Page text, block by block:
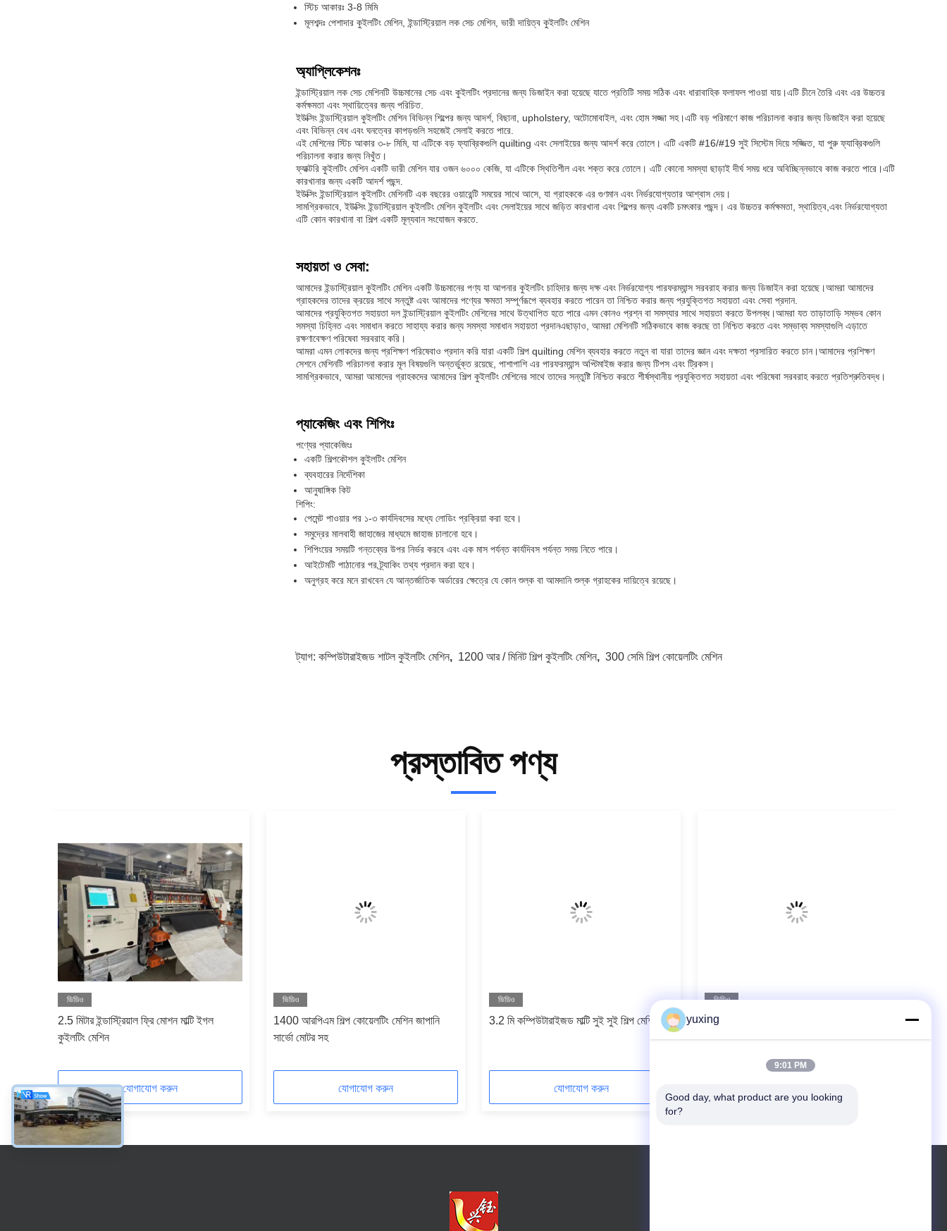
স্টিচ আকারঃ 3-8 মিমি
মূলশব্দঃ পেশাদার কুইলটিং মেশিন, ইন্ডাস্ট্রিয়াল লক সেচ মেশিন, ভারী দায়িত্ব কুইলটিং মেশিন
অ্যাপ্লিকেশনঃ
ইন্ডাস্ট্রিয়াল লক সেচ মেশিনটি উচ্চমানের সেচ এবং কুইলটিং প্রদানের জন্য ডিজাইন করা হয়েছে যাতে প্রতিটি সময় সঠিক এবং ধারাবাহিক ফলাফল পাওয়া যায়।এটি চীনে তৈরি এবং এর উচ্চতর
কর্মক্ষমতা এবং স্থায়িত্বের জন্য পরিচিত.
ইউক্সিং ইন্ডাস্ট্রিয়াল কুইলটিং মেশিন বিভিন্ন শিল্পের জন্য আদর্শ, বিছানা, upholstery, অটোমোবাইল, এবং হোম সজ্জা সহ।এটি বড় পরিমাণে কাজ পরিচালনা করার জন্য ডিজাইন করা হয়েছে
এবং বিভিন্ন বেধ এবং ঘনত্বের কাপড়গুলি সহজেই সেলাই করতে পারে.
এই মেশিনের স্টিচ আকার ৩-৮ মিমি, যা এটিকে বড় ফ্যাব্রিকগুলি quilting এবং সেলাইয়ের জন্য আদর্শ করে তোলে। এটি একটি #16/#19 সুই সিস্টেম দিয়ে সজ্জিত, যা পুরু ফ্যাব্রিকগুলি
পরিচালনা করার জন্য নিখুঁত।
ফ্যাক্টরি কুইলটিং মেশিন একটি ভারী মেশিন যার ওজন ৬০০০ কেজি, যা এটিকে স্থিতিশীল এবং শক্ত করে তোলে। এটি কোনো সমস্যা ছাড়াই দীর্ঘ সময় ধরে অবিচ্ছিন্নভাবে কাজ করতে পারে।এটি
কারখানার জন্য একটি আদর্শ পছন্দ.
ইউক্সিং ইন্ডাস্ট্রিয়াল কুইলটিং মেশিনটি এক বছরের ওয়ারেন্টি সময়ের সাথে আসে, যা গ্রাহককে এর গুণমান এবং নির্ভরযোগ্যতার আশ্বাস দেয়।
সামগ্রিকভাবে, ইউক্সিং ইন্ডাস্ট্রিয়াল কুইলটিং মেশিন কুইলটিং এবং সেলাইয়ের সাথে জড়িত কারখানা এবং শিল্পের জন্য একটি চমৎকার পছন্দ। এর উচ্চতর কর্মক্ষমতা, স্থায়িত্ব,এবং নির্ভরযোগ্যতা
এটি কোন কারখানা বা শিল্প একটি মূল্যবান সংযোজন করতে.
সহায়তা ও সেবা:
আমাদের ইন্ডাস্ট্রিয়াল কুইলটিং মেশিন একটি উচ্চমানের পণ্য যা আপনার কুইলটিং চাহিদার জন্য দক্ষ এবং নির্ভরযোগ্য পারফরম্যান্স সরবরাহ করার জন্য ডিজাইন করা হয়েছে।আমরা আমাদের
গ্রাহকদের তাদের ক্রয়ের সাথে সন্তুষ্ট এবং আমাদের পণ্যের ক্ষমতা সম্পূর্ণরূপে ব্যবহার করতে পারেন তা নিশ্চিত করার জন্য প্রযুক্তিগত সহায়তা এবং সেবা প্রদান.
আমাদের প্রযুক্তিগত সহায়তা দল ইন্ডাস্ট্রিয়াল কুইলটিং মেশিনের সাথে উত্থাপিত হতে পারে এমন কোনও প্রশ্ন বা সমস্যার সাথে সহায়তা করতে উপলব্ধ।আমরা যত তাড়াতাড়ি সম্ভব কোন
সমস্যা চিহ্নিত এবং সমাধান করতে সাহায্য করার জন্য সমস্যা সমাধান সহায়তা প্রদানএছাড়াও, আমরা মেশিনটি সঠিকভাবে কাজ করছে তা নিশ্চিত করতে এবং সম্ভাব্য সমস্যাগুলি এড়াতে
রক্ষণাবেক্ষণ পরিষেবা সরবরাহ করি।
আমরা এমন লোকদের জন্য প্রশিক্ষণ পরিষেবাও প্রদান করি যারা একটি শিল্প quilting মেশিন ব্যবহার করতে নতুন বা যারা তাদের জ্ঞান এবং দক্ষতা প্রসারিত করতে চান।আমাদের প্রশিক্ষণ
সেশনে মেশিনটি পরিচালনা করার মূল বিষয়গুলি অন্তর্ভুক্ত রয়েছে, পাশাপাশি এর পারফরম্যান্স অপ্টিমাইজ করার জন্য টিপস এবং ট্রিকস।
সামগ্রিকভাবে, আমরা আমাদের গ্রাহকদের আমাদের শিল্প কুইলটিং মেশিনের সাথে তাদের সন্তুষ্টি নিশ্চিত করতে শীর্ষস্থানীয় প্রযুক্তিগত সহায়তা এবং পরিষেবা সরবরাহ করতে প্রতিশ্রুতিবদ্ধ।
প্যাকেজিং এবং শিপিংঃ
পণ্যের প্যাকেজিংঃ
একটি শিল্পকৌশল কুইলটিং মেশিন
ব্যবহারের নির্দেশিকা
আনুষাঙ্গিক কিট
শিপিং:
পেমেন্ট পাওয়ার পর ১-৩ কার্যদিবসের মধ্যে লোডিং প্রক্রিয়া করা হবে।
সমুদ্রের মালবাহী জাহাজের মাধ্যমে জাহাজ চালানো হবে।
শিপিংয়ের সময়টি গন্তব্যের উপর নির্ভর করবে এবং এক মাস পর্যন্ত কার্যদিবস পর্যন্ত সময় নিতে পারে।
আইটেমটি পাঠানোর পর ট্র্যাকিং তথ্য প্রদান করা হবে।
অনুগ্রহ করে মনে রাখবেন যে আন্তর্জাতিক অর্ডারের ক্ষেত্রে যে কোন শুল্ক বা আমদানি শুল্ক গ্রাহকের দায়িত্বে রয়েছে।
ট্যাগ: কম্পিউটারাইজড শাটল কুইলটিং মেশিন, 1200 আর / মিনিট শিল্প কুইলটিং মেশিন, 300 সেমি শিল্প কোয়েলটিং মেশিন
প্রস্তাবিত পণ্য
ভিডিও
2.5 মিটার ইন্ডাস্ট্রিয়াল ফ্রি মোশন মাল্টি ইগল
কুইলটিং মেশিন
যোগাযোগ করুন
ভিডিও
1400 আরপিএম শিল্প কোয়েলটিং মেশিন জাপানি
সার্ভো মোটর সহ
যোগাযোগ করুন
ভিডিও
3.2 মি কম্পিউটারাইজড মাল্টি সুই সুই শিল্প মেশিন
যোগাযোগ করুন
ভিডিও
স্বয়ংক্রিয় সেলাই 2 সারি 94 ইঞ্চ শিল্প কোয়েলটিং
মেশিন
yuxing
9:01 PM
Good day, what product are you looking
for?